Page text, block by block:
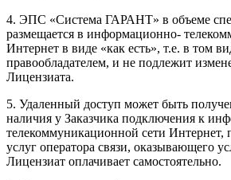
4. ЭПС «Система ГАРАНТ» в объеме
размещается в информационно-
Интернет в виде «как есть», т.е. в том
правообладателем, и не подлежит
Лицензиата.
5. Удаленный доступ может быть
наличия у Заказчика подключения к
телекоммуникационной сети Интернет,
услуг оператора связи, оказывающего
Лицензиат оплачивает самостоятельно.